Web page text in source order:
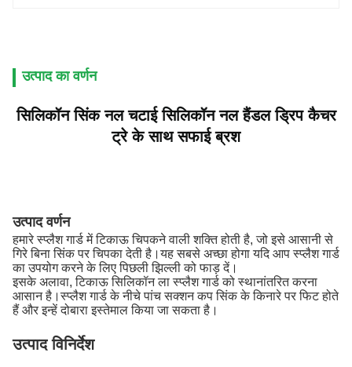
उत्पाद का वर्णन
सिलिकॉन सिंक नल चटाई सिलिकॉन नल हैंडल ड्रिप कैचर
ट्रे के साथ सफाई ब्रश
उत्पाद वर्णन
हमारे स्प्लैश गार्ड में टिकाऊ चिपकने वाली शक्ति होती है, जो इसे आसानी से
गिरे बिना सिंक पर चिपका देती है।यह सबसे अच्छा होगा यदि आप स्प्लैश गार्ड
का उपयोग करने के लिए पिछली झिल्ली को फाड़ दें।
इसके अलावा, टिकाऊ सिलिकॉन ला स्प्लैश गार्ड को स्थानांतरित करना
आसान है।स्प्लैश गार्ड के नीचे पांच सक्शन कप सिंक के किनारे पर फिट होते
हैं और इन्हें दोबारा इस्तेमाल किया जा सकता है।
उत्पाद विनिर्देश